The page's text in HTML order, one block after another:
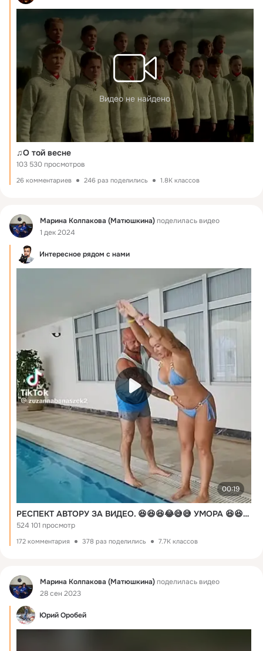
Видео не найдено
♫О той весне
103 530 просмотров
26 комментариев 246 раз поделились 1.8K классов
Фид Марина Колпакова (Матюшкина)поделилась видео
1 дек 2024
Интересное рядом с нами
00:19
РЕСПЕКТ АВТОРУ ЗА ВИДЕО. 😆😆😆😂😅😅 УМОРА 😆😆😆😅
524 101 просмотр
172 комментария 378 раз поделились 7.7K классов
Фид Марина Колпакова (Матюшкина)поделилась видео
28 сен 2023
Юрий Оробей